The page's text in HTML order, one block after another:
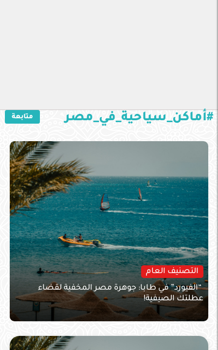
#أماكن_سياحية_في_مصر متابعة
التصنيف العام
“الفيورد” في طابا: جوهرة مصر المخفية لقضاء
عطلتك الصيفية!